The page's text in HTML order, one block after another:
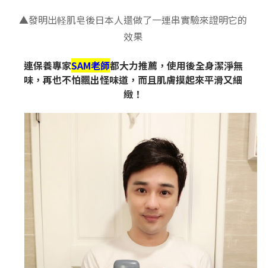
▲發明出軽肌皂後日本人還做了一連串實驗來證明它的
效果
連保養專家SAM老師都大力推薦，使用後全身潔淨無
味，再也不怕飄出怪味道，而且肌膚摸起來平滑又細
緻！